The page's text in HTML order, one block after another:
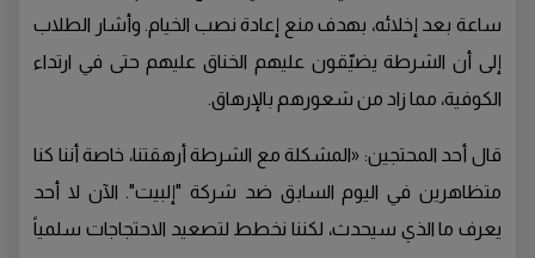
ساعة بعد إخلائه، بهدف منع إعادة نصب الخيام. وأشار الطلاب
إلى أن الشرطة يضيّقون عليهم الخناق عليهم حتى في ارتداء
الكوفية، مما زاد من شعورهم بالإرهاق.
قال أحد المحتجين: «المشكلة مع الشرطة أرهقتنا، خاصة أننا كنا
متظاهرين في اليوم السابق ضد شركة "إلبيت". الآن لا أحد
يعرف ما الذي سيحدث، لكننا نخطط لتصعيد الاحتجاجات سلمياً